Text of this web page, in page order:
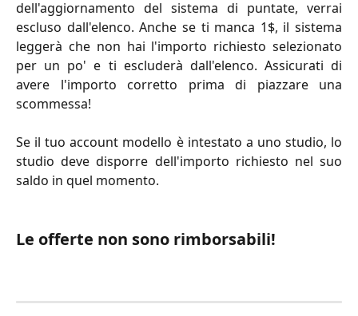
dell'aggiornamento del sistema di puntate, verrai
escluso dall'elenco. Anche se ti manca 1$, il sistema
leggerà che non hai l'importo richiesto selezionato
per un po' e ti escluderà dall'elenco. Assicurati di
avere l'importo corretto prima di piazzare una
scommessa!
Se il tuo account modello è intestato a uno studio, lo
studio deve disporre dell'importo richiesto nel suo
saldo in quel momento.
Le offerte non sono rimborsabili!